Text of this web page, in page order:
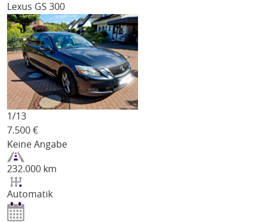
Lexus GS 300
1/13
7.500 €
Keine Angabe
232.000 km
Automatik